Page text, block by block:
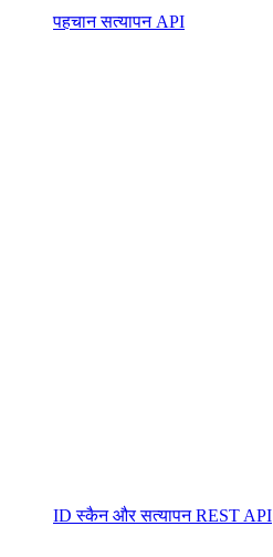
पहचान सत्यापन API
ID स्कैन और सत्यापन REST API